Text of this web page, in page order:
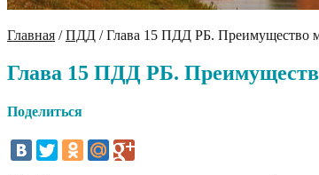
Главная /ПДД /Глава 15 ПДД РБ. Преимущество
Глава 15 ПДД РБ.
Поделиться